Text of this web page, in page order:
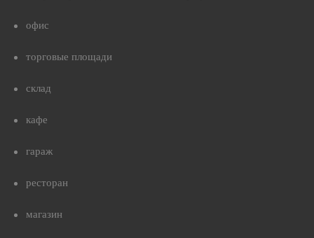
офис
торговые площади
склад
кафе
гараж
ресторан
магазин